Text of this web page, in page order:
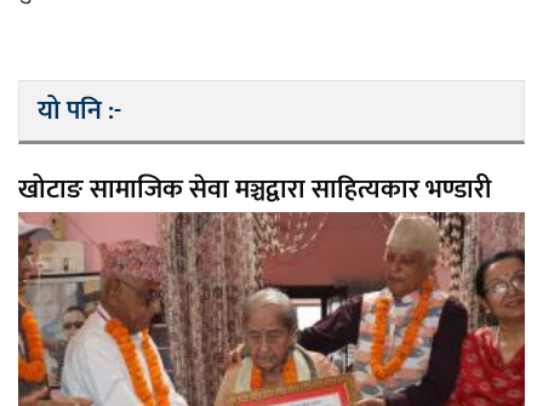
यो पनि :-
खोटाङ सामाजिक सेवा मञ्चद्वारा साहित्यकार भण्डारी